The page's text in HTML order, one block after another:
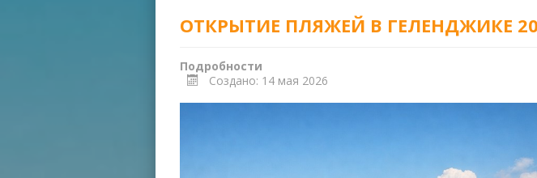
ОТКРЫТИЕ ПЛЯЖЕЙ В ГЕЛЕНДЖИКЕ
Подробности
Создано: 14 мая 2026